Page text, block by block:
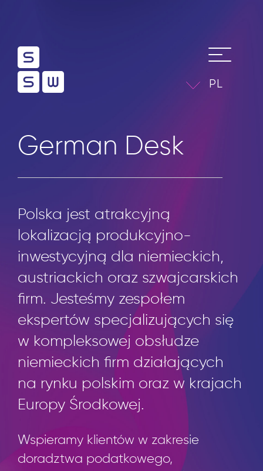
PL
German Desk
Polska jest atrakcyjną
lokalizacją produkcyjno-
inwestycyjną dla niemieckich,
austriackich oraz szwajcarskich
firm. Jesteśmy zespołem
ekspertów specjalizujących się
w kompleksowej obsłudze
niemieckich firm działających
na rynku polskim oraz w krajach
Europy Środkowej.
Wspieramy klientów w zakresie
doradztwa podatkowego,